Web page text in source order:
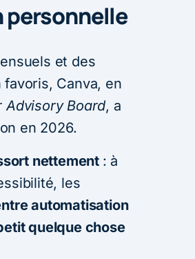
personnelle
et des
Canva, en
Advisory Board, a
en 2026.
nettement : à
les
automatisation
quelque chose